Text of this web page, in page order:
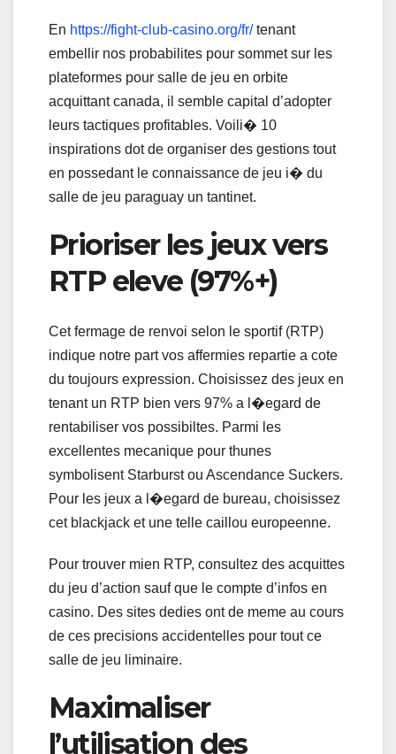
En https://fight-club-casino.org/fr/tenant
embellir nos probabilites pour sommet sur les
plateformes pour salle de jeu en orbite
acquittant canada, il semble capital d’adopter
leurs tactiques profitables. Voili� 10
inspirations dot de organiser des gestions tout
en possedant le connaissance de jeu i� du
salle de jeu paraguay un tantinet.
Prioriser les jeux vers
RTP eleve (97%+)
Cet fermage de renvoi selon le sportif (RTP)
indique notre part vos affermies repartie a cote
du toujours expression. Choisissez des jeux en
tenant un RTP bien vers 97% a l�egard de
rentabiliser vos possibiltes. Parmi les
excellentes mecanique pour thunes
symbolisent Starburst ou Ascendance Suckers.
Pour les jeux a l�egard de bureau, choisissez
cet blackjack et une telle caillou europeenne.
Pour trouver mien RTP, consultez des acquittes
du jeu d’action sauf que le compte d’infos en
casino. Des sites dedies ont de meme au cours
de ces precisions accidentelles pour tout ce
salle de jeu liminaire.
Maximaliser
l’utilisation des